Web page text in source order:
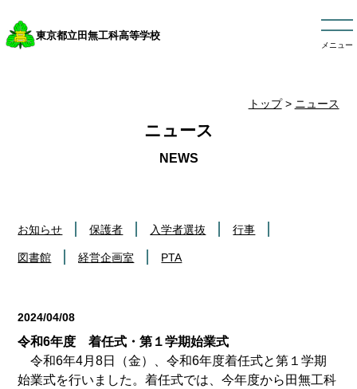
東京都立田無工科高等学校
メニュー
トップ> ニュース
ニュース
お知らせ 保護者 入学者選抜 行事
図書館 経営企画室 PTA
2024/04/08
令和6年度 着任式・第１学期始業式
令和6年4月8日（金）、令和6年度着任式と第１学期
始業式を行いました。着任式では、今年度から田無工科